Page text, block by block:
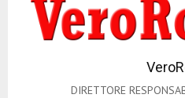
DIRETTORE